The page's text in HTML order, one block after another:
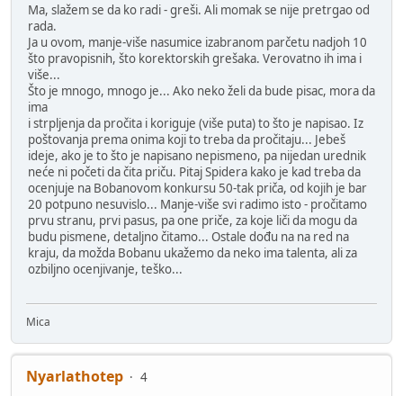
Ma, slažem se da ko radi - greši. Ali momak se nije pretrgao od
rada.
Ja u ovom, manje-više nasumice izabranom parčetu nadjoh 10
što pravopisnih, što korektorskih grešaka. Verovatno ih ima i
više...
Što je mnogo, mnogo je... Ako neko želi da bude pisac, mora da
ima
i strpljenja da pročita i koriguje (više puta) to što je napisao. Iz
poštovanja prema onima koji to treba da pročitaju... Jebeš
ideje, ako je to što je napisano nepismeno, pa nijedan urednik
neće ni početi da čita priču. Pitaj Spidera kako je kad treba da
ocenjuje na Bobanovom konkursu 50-tak priča, od kojih je bar
20 potpuno nesuvislo... Manje-više svi radimo isto - pročitamo
prvu stranu, prvi pasus, pa one priče, za koje liči da mogu da
budu pismene, detaljno čitamo... Ostale dođu na na red na
kraju, da možda Bobanu ukažemo da neko ima talenta, ali za
ozbiljno ocenjivanje, teško...
Mica
Nyarlathotep
4